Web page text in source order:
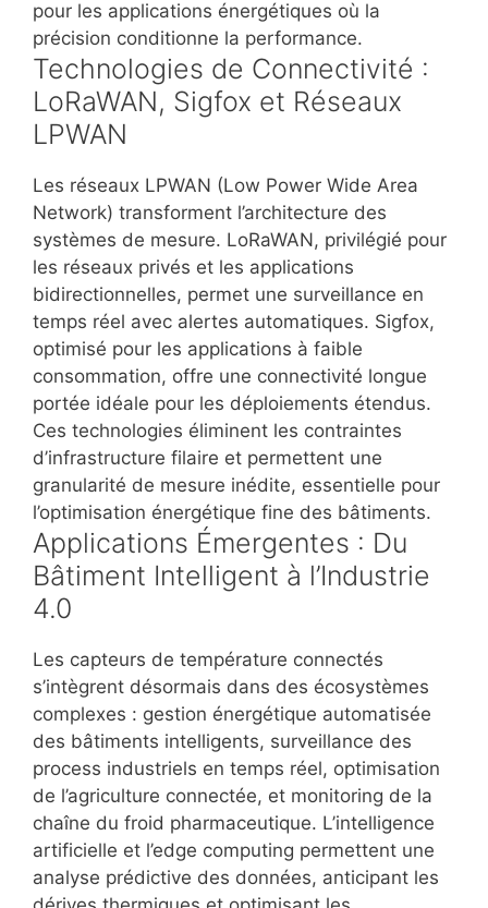
pour les applications énergétiques où la
précision conditionne la performance.
Technologies de Connectivité :
LoRaWAN, Sigfox et Réseaux
LPWAN
Les réseaux LPWAN (Low Power Wide Area
Network) transforment l’architecture des
systèmes de mesure. LoRaWAN, privilégié pour
les réseaux privés et les applications
bidirectionnelles, permet une surveillance en
temps réel avec alertes automatiques. Sigfox,
optimisé pour les applications à faible
consommation, offre une connectivité longue
portée idéale pour les déploiements étendus.
Ces technologies éliminent les contraintes
d’infrastructure filaire et permettent une
granularité de mesure inédite, essentielle pour
l’optimisation énergétique fine des bâtiments.
Applications Émergentes : Du
Bâtiment Intelligent à l’Industrie
4.0
Les capteurs de température connectés
s’intègrent désormais dans des écosystèmes
complexes : gestion énergétique automatisée
des bâtiments intelligents, surveillance des
process industriels en temps réel, optimisation
de l’agriculture connectée, et monitoring de la
chaîne du froid pharmaceutique. L’intelligence
artificielle et l’edge computing permettent une
analyse prédictive des données, anticipant les